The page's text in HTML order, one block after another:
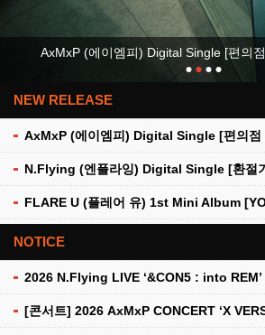
AxMxP (에이엠피) Digital Single [편의
NEW RELEASE
AxMxP (에이엠피) Digital Single [편의
N.Flying (엔플라잉) Digital Single [환절
NOTICE
[콘서트] 2026 AxMxP CONCERT ‘X